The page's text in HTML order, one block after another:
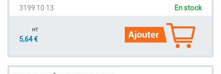
3199 10 13 En stock
HT
5,64 €